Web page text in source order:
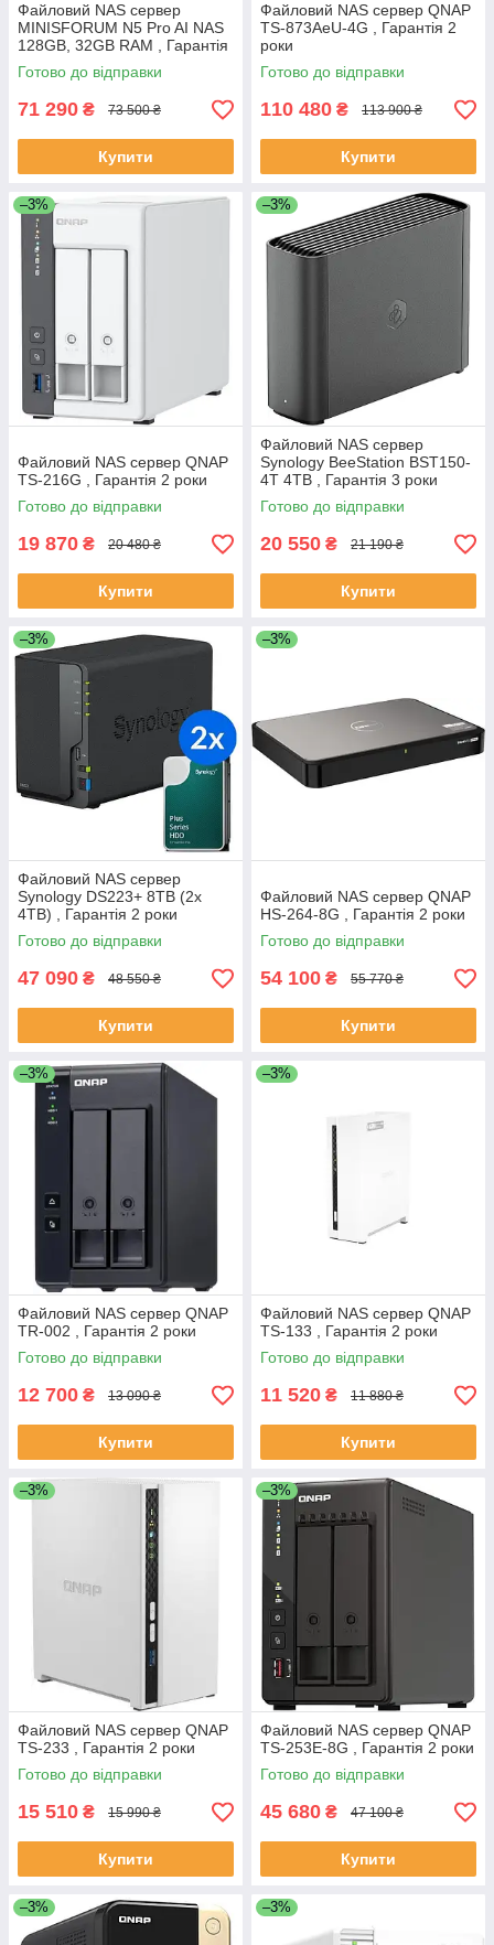
Файловий NAS сервер
MINISFORUM N5 Pro AI NAS
128GB, 32GB RAM , Гарантія
2 роки
Готово до відправки
71 290 ₴ 73 500 ₴
Купити
Файловий NAS сервер QNAP
TS-873AeU-4G , Гарантія 2
роки
Готово до відправки
110 480 ₴ 113 900 ₴
Купити
–3%
Файловий NAS сервер QNAP
TS-216G , Гарантія 2 роки
Готово до відправки
19 870 ₴ 20 480 ₴
Купити
–3%
Файловий NAS сервер
Synology BeeStation BST150-
4T 4TB , Гарантія 3 роки
Готово до відправки
20 550 ₴ 21 190 ₴
Купити
–3%
Файловий NAS сервер
Synology DS223+ 8TB (2x
4TB) , Гарантія 2 роки
Готово до відправки
47 090 ₴ 48 550 ₴
Купити
–3%
Файловий NAS сервер QNAP
HS-264-8G , Гарантія 2 роки
Готово до відправки
54 100 ₴ 55 770 ₴
Купити
–3%
Файловий NAS сервер QNAP
TR-002 , Гарантія 2 роки
Готово до відправки
12 700 ₴ 13 090 ₴
Купити
–3%
Файловий NAS сервер QNAP
TS-133 , Гарантія 2 роки
Готово до відправки
11 520 ₴ 11 880 ₴
Купити
–3%
Файловий NAS сервер QNAP
TS-233 , Гарантія 2 роки
Готово до відправки
15 510 ₴ 15 990 ₴
Купити
–3%
Файловий NAS сервер QNAP
TS-253E-8G , Гарантія 2 роки
Готово до відправки
45 680 ₴ 47 100 ₴
Купити
–3% –3%